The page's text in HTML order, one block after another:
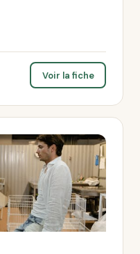
Voir la fiche